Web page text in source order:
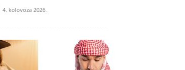
4. kolovoza 2026.